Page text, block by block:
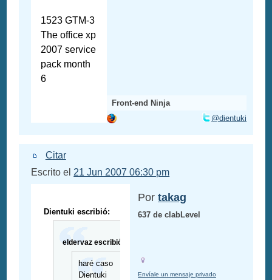
1523 GTM-3
The office xp
2007 service
pack month
6
Front-end Ninja
@dientuki
Citar
Escrito el 21 Jun 2007 06:30 pm
Dientuki escribió:
eldervaz escribió:
haré caso
Dientuki
Por takag
637 de clabLevel
Envíale un mensaje privado